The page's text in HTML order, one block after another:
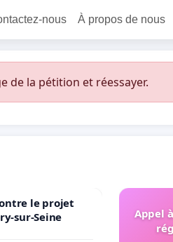
nous À propos de nous
de la pétition et réessayer.
le projet
sur-Seine
Appel